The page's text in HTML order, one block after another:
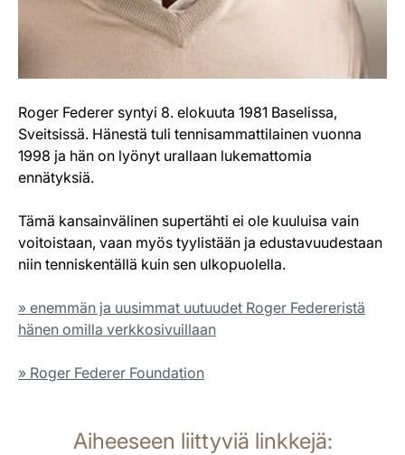
Roger Federer syntyi 8. elokuuta 1981 Baselissa,
Sveitsissä. Hänestä tuli tennisammattilainen vuonna
1998 ja hän on lyönyt urallaan lukemattomia
ennätyksiä.
Tämä kansainvälinen supertähti ei ole kuuluisa vain
voitoistaan, vaan myös tyylistään ja edustavuudestaan
niin tenniskentällä kuin sen ulkopuolella.
» enemmän ja uusimmat uutuudet Roger Federeristä
hänen omilla verkkosivuillaan
» Roger Federer Foundation
Aiheeseen liittyviä linkkejä: